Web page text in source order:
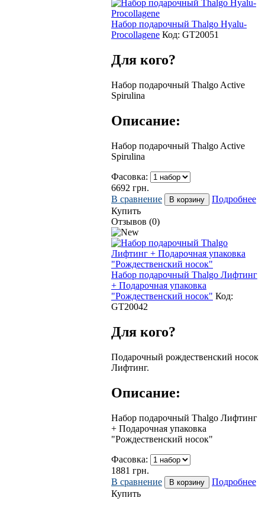
Набор подарочный Thalgo Hyalu-
Procollagene Код: GT20051
Для кого?
Набор подарочный Thalgo Active
Spirulina
Описание:
Набор подарочный Thalgo Active
Spirulina
Фасовка:
6692 грн.
В сравнение
Подробнее
Купить
Отзывов (0)
Набор подарочный Thalgo Лифтинг
+ Подарочная упаковка
"Рождественский носок" Код:
GT20042
Для кого?
Подарочный рождественский носок
Лифтинг.
Описание:
Набор подарочный Thalgo Лифтинг
+ Подарочная упаковка
"Рождественский носок"
Фасовка:
1881 грн.
В сравнение
Подробнее
Купить